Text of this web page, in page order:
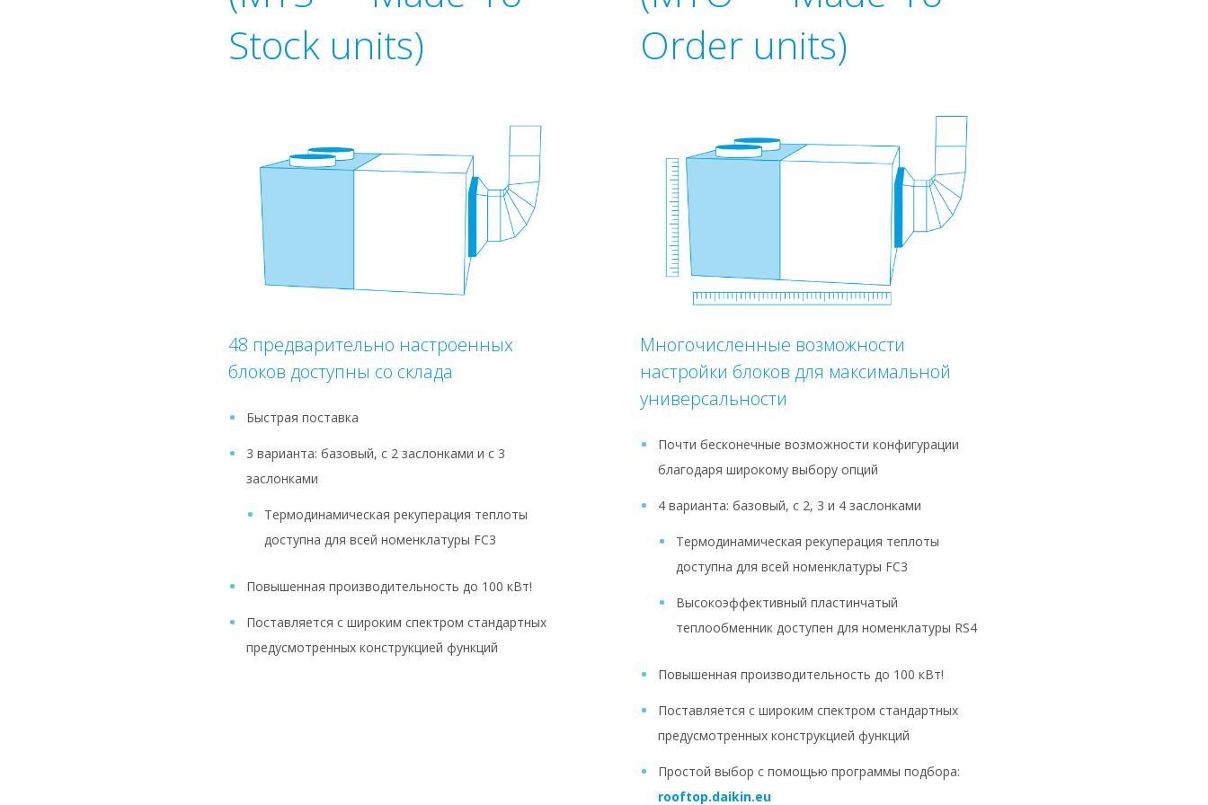
Stock units)
48 предварительно настроенных
блоков доступны со склада
Быстрая поставка
3 варианта: базовый, с 2 заслонками и с 3
заслонками
Термодинамическая рекуперация теплоты
доступна для всей номенклатуры FC3
Повышенная производительность до 100 кВт!
Поставляется с широким спектром стандартных
предусмотренных конструкцией функций
Order units)
Многочисленные возможности
настройки блоков для максимальной
универсальности
Почти бесконечные возможности конфигурации
благодаря широкому выбору опций
4 варианта: базовый, с 2, 3 и 4 заслонками
Термодинамическая рекуперация теплоты
доступна для всей номенклатуры FC3
Высокоэффективный пластинчатый
теплообменник доступен для номенклатуры RS4
Повышенная производительность до 100 кВт!
Поставляется с широким спектром стандартных
предусмотренных конструкцией функций
Простой выбор с помощью программы подбора:
rooftop.daikin.eu